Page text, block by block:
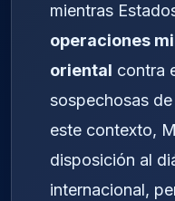
mientras
operaciones
oriental contra
sospechosas
este contexto,
disposición al
internacional,